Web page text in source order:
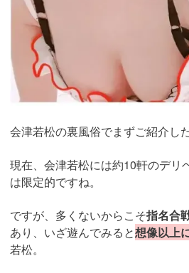
会津若松の裏風俗でまずご紹介し
現在、会津若松には約10軒のデリ
は限定的ですね。
ですが、多くないからこそ指名合
あり、いざ遊んでみると想像以上
若松。